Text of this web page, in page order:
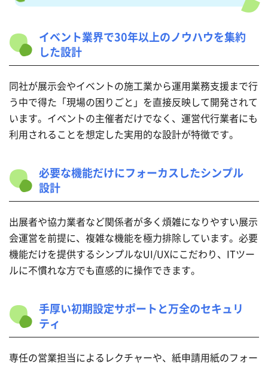
イベント業界で30年以上のノウハウを集約
した設計
同社が展示会やイベントの施工業から運用業務支援まで行
う中で得た「現場の困りごと」を直接反映して開発されて
います。イベントの主催者だけでなく、運営代行業者にも
利用されることを想定した実用的な設計が特徴です。
必要な機能だけにフォーカスしたシンプル
設計
出展者や協力業者など関係者が多く煩雑になりやすい展示
会運営を前提に、複雑な機能を極力排除しています。必要
機能だけを提供するシンプルなUI/UXにこだわり、ITツー
ルに不慣れな方でも直感的に操作できます。
手厚い初期設定サポートと万全のセキュリ
ティ
専任の営業担当によるレクチャーや、紙申請用紙のフォー